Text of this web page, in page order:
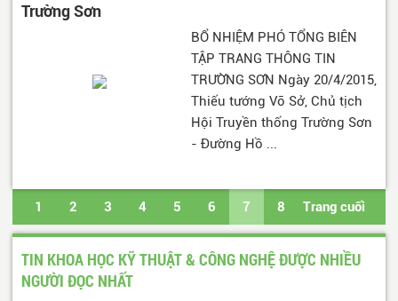
Trường Sơn
BỔ NHIỆM PHÓ TỔNG BIÊN
TẬP TRANG THÔNG TIN
TRƯỜNG SƠN Ngày 20/4/2015,
Thiếu tướng Võ Sở, Chủ tịch
Hội Truyền thống Trường Sơn
- Đường Hồ ...
1 2 3 4 5 6 7 8 Trang cuối
TIN KHOA HỌC KỸ THUẬT & CÔNG NGHỆ ĐƯỢC NHIỀU
NGƯỜI ĐỌC NHẤT